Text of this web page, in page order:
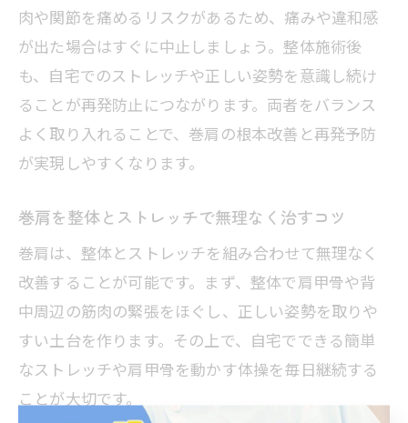
肉や関節を痛めるリスクがあるため、痛みや違和感
が出た場合はすぐに中止しましょう。整体施術後
も、自宅でのストレッチや正しい姿勢を意識し続け
ることが再発防止につながります。両者をバランス
よく取り入れることで、巻肩の根本改善と再発予防
が実現しやすくなります。
巻肩を整体とストレッチで無理なく治すコツ
巻肩は、整体とストレッチを組み合わせて無理なく
改善することが可能です。まず、整体で肩甲骨や背
中周辺の筋肉の緊張をほぐし、正しい姿勢を取りや
すい土台を作ります。その上で、自宅でできる簡単
なストレッチや肩甲骨を動かす体操を毎日継続する
ことが大切です。